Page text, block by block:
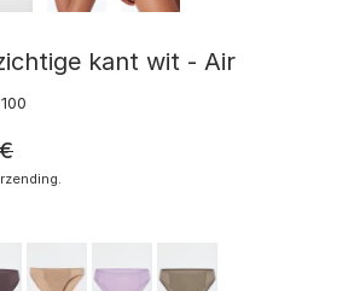
kant wit - Air
€